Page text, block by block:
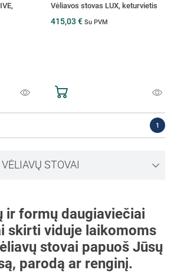
STOVAI
Vėliavos stovas LUX, keturvietis
415,03 € Su PVM
1
ir formų daugiaviečiai
skirti viduje laikomoms
stovai papuoš Jūsų
parodą ar renginį.